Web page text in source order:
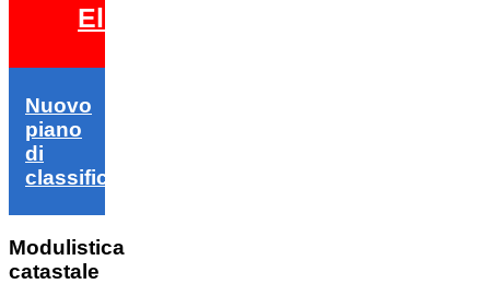
Elezioni 2026
Nuovo
piano
di
classifica
Modulistica
catastale